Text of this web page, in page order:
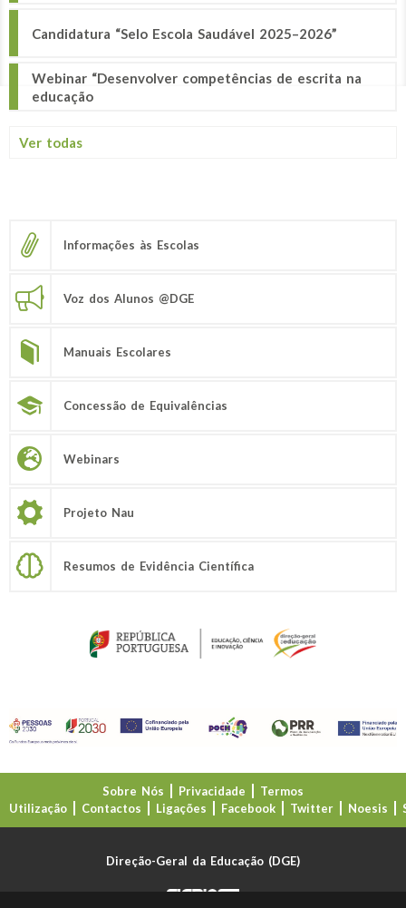
Candidatura “Selo Escola Saudável 2025–2026”
Webinar “Desenvolver competências de escrita na
educação
Ver todas
Informações às Escolas
Voz dos Alunos @DGE
Manuais Escolares
Concessão de Equivalências
Webinars
Projeto Nau
Resumos de Evidência Científica
Sobre Nós Privacidade
Termos
Utilização
Contactos Ligações Facebook Twitter Noesis
Direção-Geral da Educação (DGE)